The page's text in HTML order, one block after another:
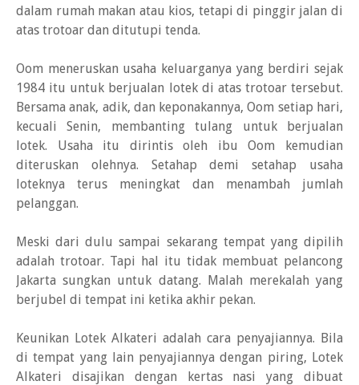
dalam rumah makan atau kios, tetapi di pinggir jalan di
atas trotoar dan ditutupi tenda.
Oom meneruskan usaha keluarganya yang berdiri sejak
1984 itu untuk berjualan lotek di atas trotoar tersebut.
Bersama anak, adik, dan keponakannya, Oom setiap hari,
kecuali Senin, membanting tulang untuk berjualan
lotek. Usaha itu dirintis oleh ibu Oom kemudian
diteruskan olehnya. Setahap demi setahap usaha
loteknya terus meningkat dan menambah jumlah
pelanggan.
Meski dari dulu sampai sekarang tempat yang dipilih
adalah trotoar. Tapi hal itu tidak membuat pelancong
Jakarta sungkan untuk datang. Malah merekalah yang
berjubel di tempat ini ketika akhir pekan.
Keunikan Lotek Alkateri adalah cara penyajiannya. Bila
di tempat yang lain penyajiannya dengan piring, Lotek
Alkateri disajikan dengan kertas nasi yang dibuat